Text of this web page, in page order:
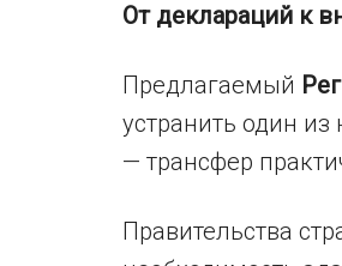
От деклараций к
Предлагаемый
устранить один
— трансфер
Правительства